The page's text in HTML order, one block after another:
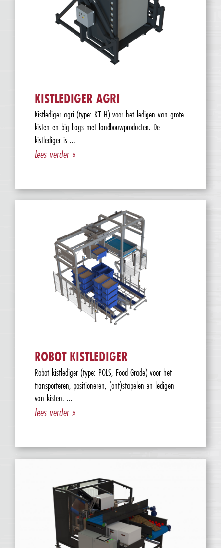
KISTLEDIGER AGRI
Kistlediger agri (type: KT-H) voor het ledigen van grote
kisten en big bags met landbouwproducten. De
kistlediger is ...
Lees verder »
ROBOT KISTLEDIGER
Robot kistlediger (type: POLS, Food Grade) voor het
transporteren, positioneren, (ont)stapelen en ledigen
van kisten. ...
Lees verder »